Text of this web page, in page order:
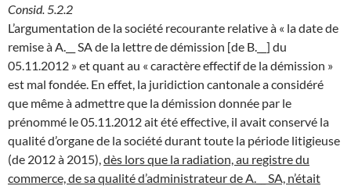
Consid. 5.2.2
L’argumentation de la société recourante relative à « la date de
remise à A.__ SA de la lettre de démission [de B.__] du
05.11.2012 » et quant au « caractère effectif de la démission »
est mal fondée. En effet, la juridiction cantonale a considéré
que même à admettre que la démission donnée par le
prénommé le 05.11.2012 ait été effective, il avait conservé la
qualité d’organe de la société durant toute la période litigieuse
(de 2012 à 2015), dès lors que la radiation, au registre du
commerce, de sa qualité d’administrateur de A.__ SA, n’était